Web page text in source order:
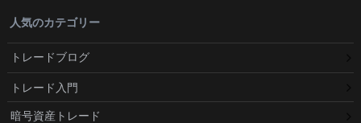
人気のカテゴリー
トレードブログ
トレード入門
暗号資産トレード